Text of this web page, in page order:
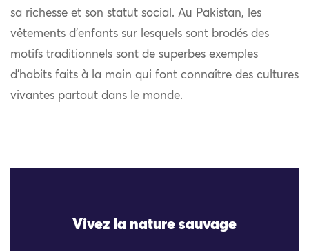
sa richesse et son statut social. Au Pakistan, les
vêtements d’enfants sur lesquels sont brodés des
motifs traditionnels sont de superbes exemples
d’habits faits à la main qui font connaître des cultures
vivantes partout dans le monde.
Vivez la nature sauvage